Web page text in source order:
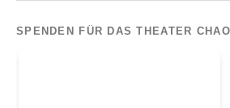
SPENDEN FÜR DAS THEATER